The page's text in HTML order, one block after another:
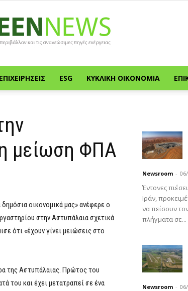
Green
News
ΕΠΙΧΕΙΡΉΣΕΙΣ ESG ΚΥΚΛΙΚΉ ΟΙΚΟΝΟΜΊΑ
μείωση ΦΠΑ
οικονομικά μας» ανέφερε ο
στην Αστυπάλαια σχετικά
ότι «έχουν γίνει μειώσεις στο
της Αστυπάλαιας. Πρώτος του
του και έχει μετατραπεί σε ένα
Newsroom -
Έντονες
Ιράν,
να πείσουν
πλήγματα σε...
Newsroom -